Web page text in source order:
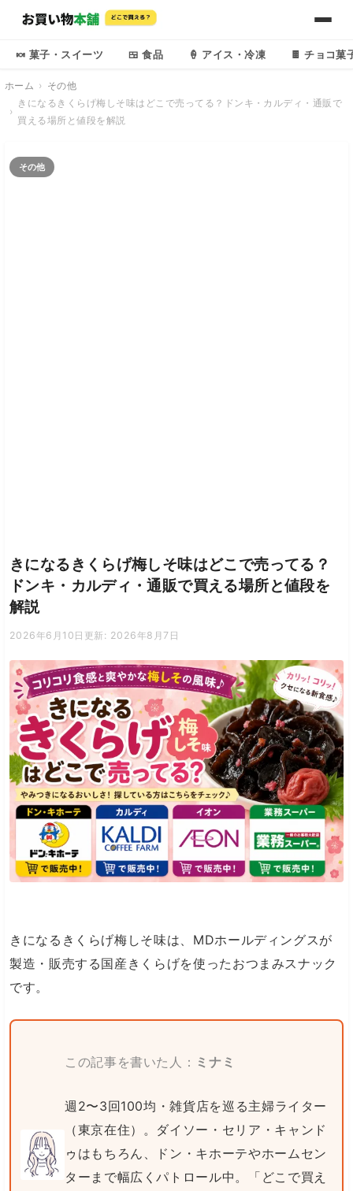
🍬 菓子・スイーツ 🍱 食品 🍦 アイス・冷凍 🍫 チョコ菓
ホーム
その他
きになるきくらげ梅しそ味はどこで売ってる？ドンキ・カルディ・通販で
買える場所と値段を解説
その他
きになるきくらげ梅しそ味はどこで売ってる？
ドンキ・カルディ・通販で買える場所と値段を
解説
2026年6月10日 更新: 2026年8月7日
きになるきくらげ梅しそ味は、MDホールディングスが
製造・販売する国産きくらげを使ったおつまみスナック
です。
この記事を書いた人： ミナミ
週2〜3回100均・雑貨店を巡る主婦ライター
（東京在住）。ダイソー・セリア・キャンド
ゥはもちろん、ドン・キホーテやホームセン
ターまで幅広くパトロール中。「どこで買え